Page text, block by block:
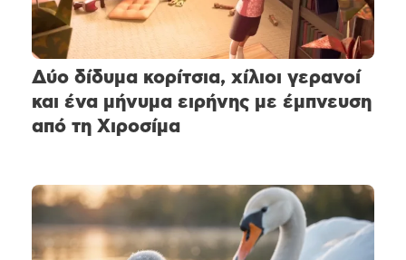
Δύο δίδυμα κορίτσια, χίλιοι γερανοί
και ένα μήνυμα ειρήνης με έμπνευση
από τη Χιροσίμα